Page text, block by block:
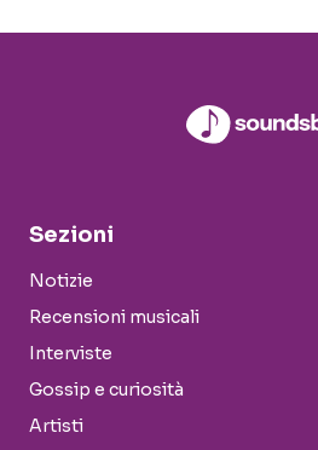
Sezioni
Notizie
Recensioni musicali
Interviste
Gossip e curiosità
Artisti